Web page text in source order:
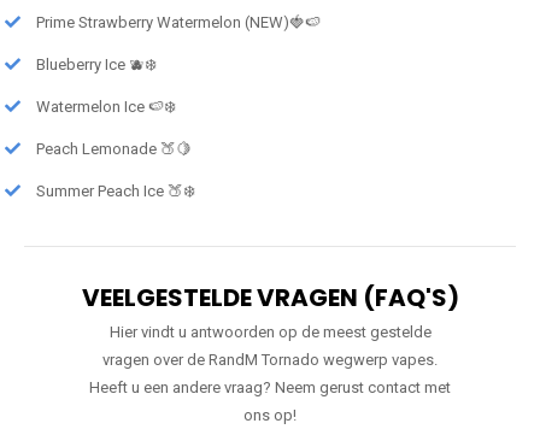
Prime Strawberry Watermelon (NEW)🍓🍉
Blueberry Ice 🫐❄️
Watermelon Ice 🍉❄️
Peach Lemonade 🍑🍋
Summer Peach Ice 🍑❄️
VEELGESTELDE VRAGEN (FAQ'S)
Hier vindt u antwoorden op de meest gestelde
vragen over de RandM Tornado wegwerp vapes.
Heeft u een andere vraag? Neem gerust contact met
ons op!